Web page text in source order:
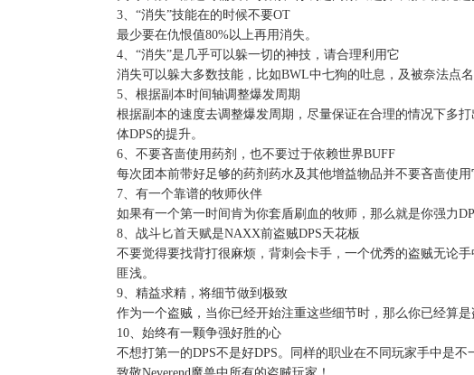
3、“消失”技能在的时候不要OT
最少要在仇恨值80%以上再用消失。
4、“消失”是几乎可以躲一切的神技，请合理利用它
消失可以躲大多数技能，比如BWL中七狗的吐息，及被奈法点
5、根据副本时间轴调整爆发周期
根据副本的速度去调整爆发周期，尽量保证在合理的情况下多
体DPS的提升。
6、不要吝啬使用药剂，也不要过于依赖世界BUFF
每次团本前带好足够的药剂药水及其他增益物品并不要吝啬使
7、有一个靠谱的牧师伙伴
如果有一个第一时间肯为你套盾刷血的牧师，那么就是你强力
8、战斗匕首天赋是NAXX前盗贼DPS天花板
不要觉得要找背打很麻烦，背刺会卡手，一个优秀的盗贼无论
匪浅。
9、精益求精，将细节做到极致
作为一个盗贼，当你已经开始注重这些细节时，那么你已经算是
10、始终有一颗争强好胜的心
不想打第一的DPS不是好DPS。同样的职业在不同玩家手中是